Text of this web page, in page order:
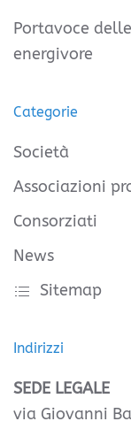
Portavoce
energivore
Categorie
Società
Associazioni
Consorziati
News
Sitemap
Indirizzi
SEDE LEGALE
via Giovanni